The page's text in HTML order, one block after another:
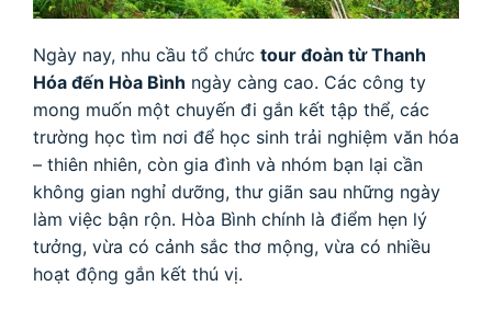
Ngày nay, nhu cầu tổ chức tour đoàn từ Thanh
Hóa đến Hòa Bình ngày càng cao. Các công ty
mong muốn một chuyến đi gắn kết tập thể, các
trường học tìm nơi để học sinh trải nghiệm văn hóa
– thiên nhiên, còn gia đình và nhóm bạn lại cần
không gian nghỉ dưỡng, thư giãn sau những ngày
làm việc bận rộn. Hòa Bình chính là điểm hẹn lý
tưởng, vừa có cảnh sắc thơ mộng, vừa có nhiều
hoạt động gắn kết thú vị.